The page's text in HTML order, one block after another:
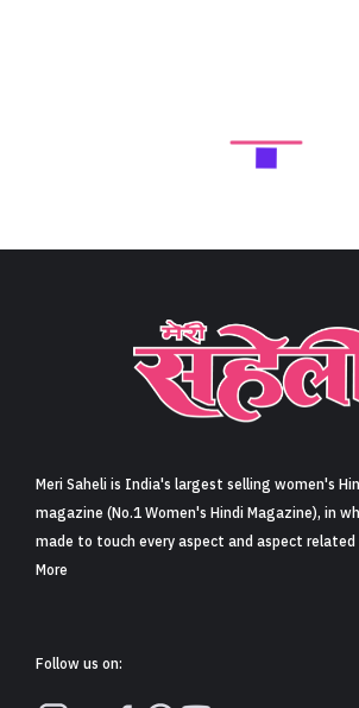
Meri Saheli is India's largest selling women's
magazine (No.1 Women's Hindi Magazine), in
made to touch every aspect and aspect related
More
Follow us on: